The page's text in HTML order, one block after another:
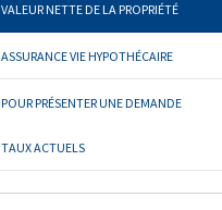
VALEUR NETTE DE LA PROPRIÉTÉ
ASSURANCE VIE HYPOTHÉCAIRE
POUR PRÉSENTER UNE DEMANDE
TAUX ACTUELS